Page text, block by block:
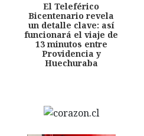
El Teleférico
Bicentenario revela
un detalle clave: así
funcionará el viaje de
13 minutos entre
Providencia y
Huechuraba